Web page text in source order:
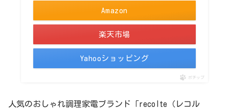
Amazon
楽天市場
Yahooショッピング
ポチップ
人気のおしゃれ調理家電ブランド「recolte（レコル